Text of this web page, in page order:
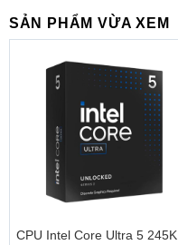
SẢN PHẨM VỪA XEM
CPU Intel Core Ultra 5 245K